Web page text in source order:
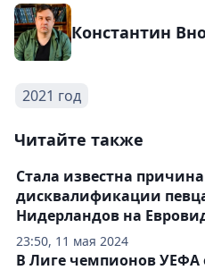
Константин
2021 год
Читайте также
23:50, 11 мая 2024
Стала известна причина
дисквалификации
Нидерландов на
В Лиге чемпионов УЕФА